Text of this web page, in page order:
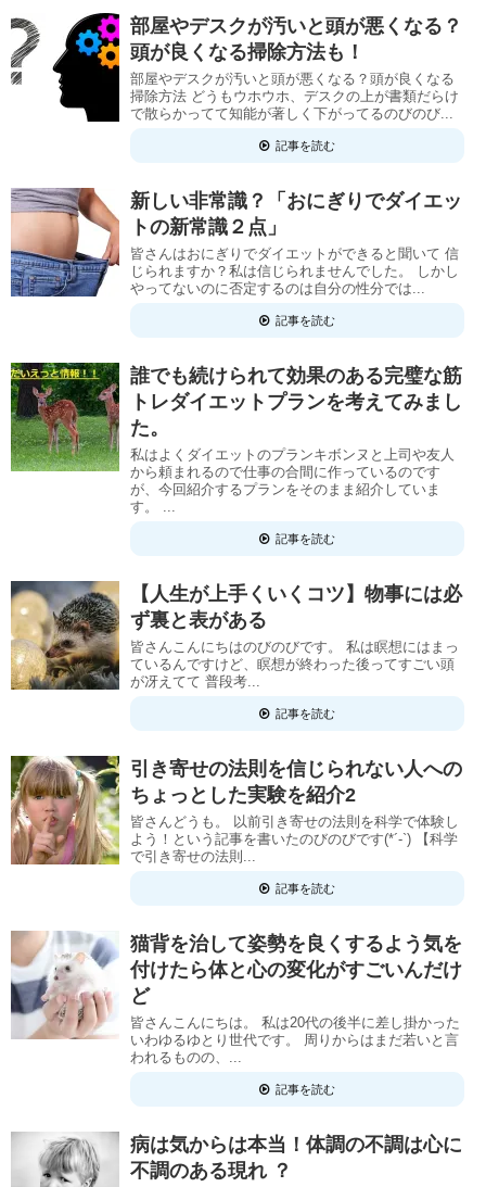
部屋やデスクが汚いと頭が悪くなる？
頭が良くなる掃除方法も！
部屋やデスクが汚いと頭が悪くなる？頭が良くなる
掃除方法 どうもウホウホ、デスクの上が書類だらけ
で散らかってて知能が著しく下がってるのびのび...
記事を読む
新しい非常識？「おにぎりでダイエッ
トの新常識２点」
皆さんはおにぎりでダイエットができると聞いて 信
じられますか？私は信じられませんでした。 しかし
やってないのに否定するのは自分の性分では...
記事を読む
誰でも続けられて効果のある完璧な筋
トレダイエットプランを考えてみまし
た。
私はよくダイエットのプランキボンヌと上司や友人
から頼まれるので仕事の合間に作っているのです
が、今回紹介するプランをそのまま紹介していま
す。 ...
記事を読む
【人生が上手くいくコツ】物事には必
ず裏と表がある
皆さんこんにちはのびのびです。 私は瞑想にはまっ
ているんですけど、瞑想が終わった後ってすごい頭
が冴えてて 普段考...
記事を読む
引き寄せの法則を信じられない人への
ちょっとした実験を紹介2
皆さんどうも。 以前引き寄せの法則を科学で体験し
よう！という記事を書いたのびのびです(*´-`) 【科学
で引き寄せの法則...
記事を読む
猫背を治して姿勢を良くするよう気を
付けたら体と心の変化がすごいんだけ
ど
皆さんこんにちは。 私は20代の後半に差し掛かった
いわゆるゆとり世代です。 周りからはまだ若いと言
われるものの、...
記事を読む
病は気からは本当！体調の不調は心に
不調のある現れ ？